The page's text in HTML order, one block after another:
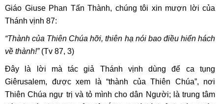
Giáo Giuse Phan Tấn Thành, chúng tôi xin mượn lời của
Thánh vịnh 87:
“Thành của Thiên Chúa hỡi, thiên hạ nói bao điều hiển hách
về thành!”(Tv 87, 3)
Đây là lời mà tác giả Thánh vịnh dùng để ca tụng
Giêrusalem, được xem là “thành của Thiên Chúa”, nơi
Thiên Chúa ngự trị và tỏ mình cho dân Người; là trung tâm